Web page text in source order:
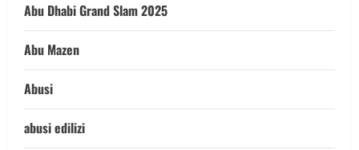
Abu Dhabi Grand Slam 2025
Abu Mazen
Abusi
abusi edilizi